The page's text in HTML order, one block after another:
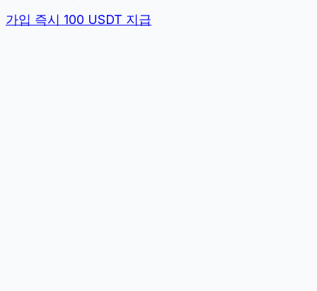
가입 즉시 100 USDT 지급